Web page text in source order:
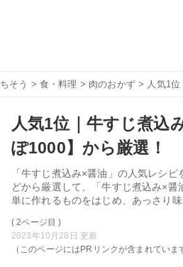
ちそう > 食・料理 > 肉のおかず> 人気1位
人気1位｜牛すじ煮込
ぽ1000】から厳選！
「牛すじ煮込み×醤油」の人気レシ
どから厳選して、「牛すじ煮込み×
単に作れるものをはじめ、あっさり
( 2ページ目 )
2023年10月28日 更新
（このページにはPRリンクが含まれていま